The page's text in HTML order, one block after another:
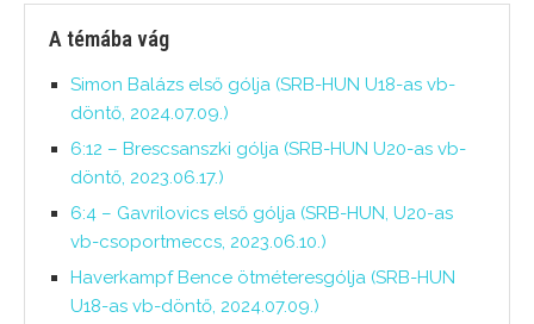
A témába vág
Simon Balázs első gólja (SRB-HUN U18-as vb-
döntő, 2024.07.09.)
6:12 – Brescsanszki gólja (SRB-HUN U20-as vb-
döntő, 2023.06.17.)
6:4 – Gavrilovics első gólja (SRB-HUN, U20-as
vb-csoportmeccs, 2023.06.10.)
Haverkampf Bence ötméteresgólja (SRB-HUN
U18-as vb-döntő, 2024.07.09.)